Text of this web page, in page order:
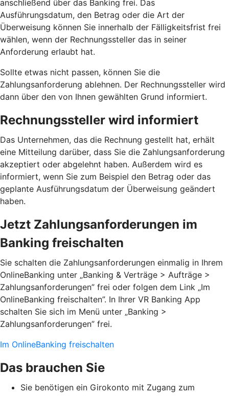
anschließend über das Banking frei. Das
Ausführungsdatum, den Betrag oder die Art der
Überweisung können Sie innerhalb der Fälligkeitsfrist frei
wählen, wenn der Rechnungssteller das in seiner
Anforderung erlaubt hat.
Sollte etwas nicht passen, können Sie die
Zahlungsanforderung ablehnen. Der Rechnungssteller wird
dann über den von Ihnen gewählten Grund informiert.
Rechnungssteller wird informiert
Das Unternehmen, das die Rechnung gestellt hat, erhält
eine Mitteilung darüber, dass Sie die Zahlungsanforderung
akzeptiert oder abgelehnt haben. Außerdem wird es
informiert, wenn Sie zum Beispiel den Betrag oder das
geplante Ausführungsdatum der Überweisung geändert
haben.
Jetzt Zahlungsanforderungen im
Banking freischalten
Sie schalten die Zahlungsanforderungen einmalig in Ihrem
OnlineBanking unter „Banking & Verträge > Aufträge >
Zahlungsanforderungen”­ frei oder folgen dem Link „Im
OnlineBanking freischalten”. In Ihrer VR Banking App
schalten Sie sich im Menü unter „Banking >
Zahlungsanforderungen” frei.
Im OnlineBanking freischalten
Das brauchen Sie
Sie benötigen ein Girokonto mit Zugang zum